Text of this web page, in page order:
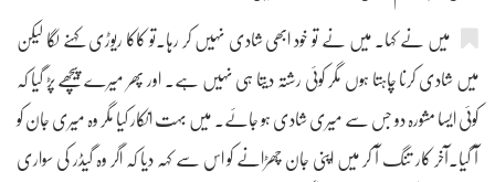
میں نے کہا۔ میں نے تو خود ابھی شادی نہیں کر رہا۔تو کاکا ریوڑی کہنے لگا لیکن
میں شادی کرنا چاہتا ہوں مگر کوئی رشتہ دیتا ہی نہیں ہے۔ اور پھر میرے پیچھے پڑ گیا کہ
کوئی ایسا مشورہ دو جس سے میری شادی ہو جائے۔ میں بہت انکار کیا مگر وہ میری جان کو
آ گیا۔آخر کار تنگ آ کر میں اپنی جان چھڑانے کو اس سے کہہ دیا کہ اگر وہ گیڈر کی سواری